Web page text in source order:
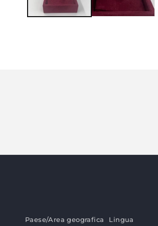
Paese/Area geografica Lingua